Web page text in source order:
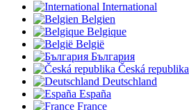
International
Belgien
Belgique
België
България
Česká republika
Deutschland
España
France